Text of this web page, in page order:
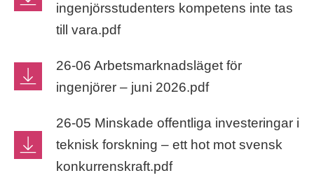
ingenjörsstudenters kompetens inte tas
till vara.pdf
26-06 Arbetsmarknadsläget för
ingenjörer – juni 2026.pdf
26-05 Minskade offentliga investeringar i
teknisk forskning – ett hot mot svensk
konkurrenskraft.pdf